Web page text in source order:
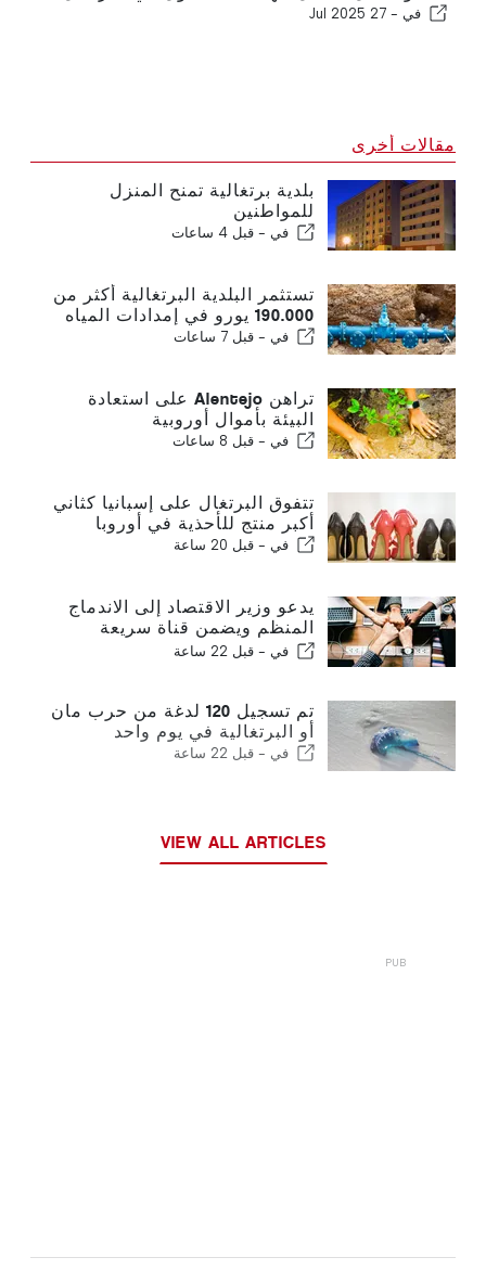
في - 27 Jul 2025
مقالات أخرى
بلدية برتغالية تمنح المنزل
للمواطنين
في - قبل 4 ساعات
تستثمر البلدية البرتغالية أكثر من
190.000 يورو في إمدادات المياه
في - قبل 7 ساعات
تراهن Alentejo على استعادة
البيئة بأموال أوروبية
في - قبل 8 ساعات
تتفوق البرتغال على إسبانيا كثاني
أكبر منتج للأحذية في أوروبا
في - قبل 20 ساعة
يدعو وزير الاقتصاد إلى الاندماج
المنظم ويضمن قناة سريعة
للمهاجرين
في - قبل 22 ساعة
تم تسجيل 120 لدغة من حرب مان
أو البرتغالية في يوم واحد
في - قبل 22 ساعة
VIEW ALL ARTICLES